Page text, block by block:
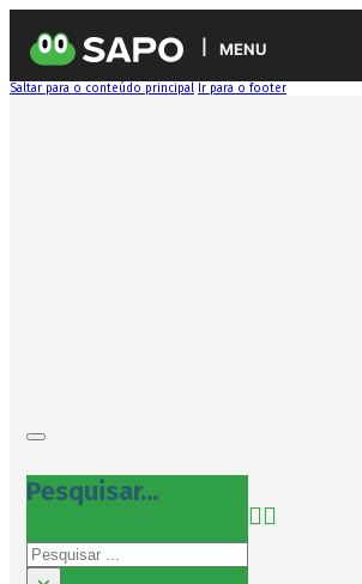
MENU
Saltar para o conteúdo principal Ir para o footer
Pesquisar...
Pesquisar